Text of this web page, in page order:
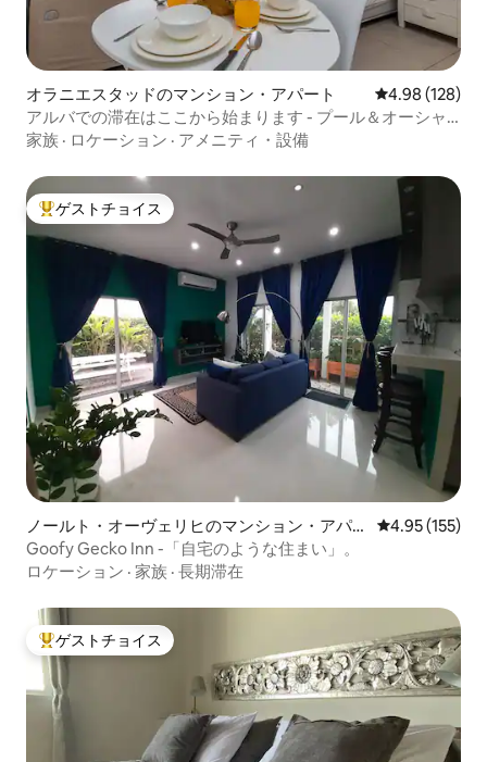
オラニエスタッドのマンション・アパート レビュー128
4.98 (128)
アルバでの滞在はここから始まります - プール＆オーシャ
ンビュー
家族 · ロケーション · アメニティ・設備
大好評のゲストチョイスです。
ゲストチョイス
ノールト・オーヴェリヒのマンション・アパー
ト
レビュー155
4.95 (155)
Goofy Gecko Inn -「自宅のような住まい」。
ロケーション · 家族 · 長期滞在
大好評のゲストチョイスです。
ゲストチョイス